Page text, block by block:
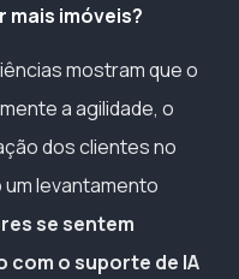
mais imóveis?
mostram que o
a agilidade, o
dos clientes no
levantamento
se sentem
o suporte de IA